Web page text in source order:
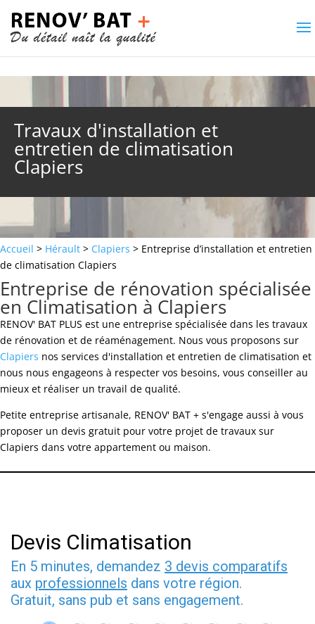
Travaux d'installation et
entretien de climatisation
Clapiers
Accueil > Hérault > Clapiers > Entreprise d’installation et entretien
de climatisation Clapiers
Entreprise de rénovation spécialisée
en Climatisation à Clapiers
RENOV' BAT PLUS est une entreprise spécialisée dans les travaux
de rénovation et de réaménagement. Nous vous proposons sur
Clapiers nos services d'installation et entretien de climatisation et
nous nous engageons à respecter vos besoins, vous conseiller au
mieux et réaliser un travail de qualité.
Petite entreprise artisanale, RENOV' BAT + s'engage aussi à vous
proposer un devis gratuit pour votre projet de travaux sur
Clapiers dans votre appartement ou maison.
Devis Climatisation
En 5 minutes, demandez 3 devis comparatifs
aux professionnels dans votre région.
Gratuit, sans pub et sans engagement.